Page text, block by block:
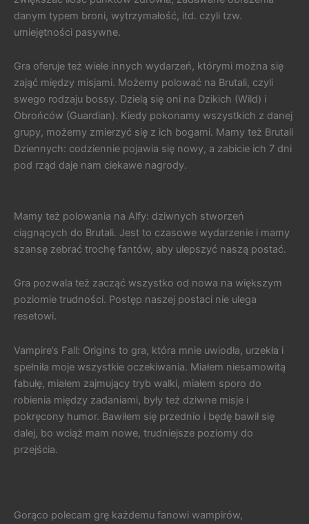
danym typem broni, wytrzymałość, itd. czyli tzw.
umiejętności pasywne.
Gra oferuje też wiele innych wydarzeń, którymi można się
zająć między misjami. Możemy polować na Brutali, czyli
swego rodzaju bossy. Dzielą się oni na Dzikich (Wild) i
Obrońców (Guardian). Kiedy pokonamy wszystkich z danej
grupy, możemy zmierzyć się z ich bogami. Mamy też Brutali
Dziennych: codziennie pojawia się nowy, a zabicie ich 7 dni
pod rząd daje nam ciekawe nagrody.
Mamy też polowania na Alfy: dziwnych stworzeń
ciągnących do Brutali. Jest to czasowe wydarzenie i mamy
szansę zebrać trochę fantów, aby ulepszyć naszą postać.
Gra pozwala też zacząć wszystko od nowa na większym
poziomie trudności. Postęp naszej postaci nie ulega
resetowi.
Vampire’s Fall: Origins to gra, która mnie uwiodła, urzekła i
spełniła moje wszystkie oczekiwania. Miałem niesamowitą
fabułę, miałem zajmujący tryb walki, miałem sporo do
robienia między zadaniami, były też dziwne misje i
pokręcony humor. Bawiłem się przednio i będę bawił się
dalej, bo wciąż mam nowe, trudniejsze poziomy do
przejścia.
Gorąco polecam grę każdemu fanowi wampirów,